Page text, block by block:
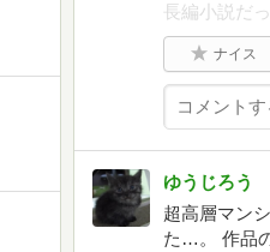
長編小説だ
ナイス
ゆうじろう
超高層マン
た…。 作品